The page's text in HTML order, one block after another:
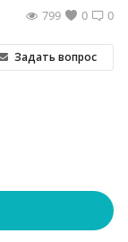
0
0
799
Задать вопрос